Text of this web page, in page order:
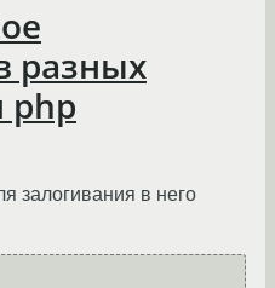
разных
php
залогивания в него